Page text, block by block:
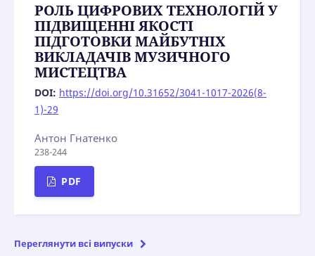
РОЛЬ ЦИФРОВИХ ТЕХНОЛОГІЙ У
ПІДВИЩЕННІ ЯКОСТІ
ПІДГОТОВКИ МАЙБУТНІХ
ВИКЛАДАЧІВ МУЗИЧНОГО
МИСТЕЦТВА
DOI: https://doi.org/10.31652/3041-1017-2026(8-
1)-29
Антон Гнатенко
238-244
PDF
Переглянути всі випуски